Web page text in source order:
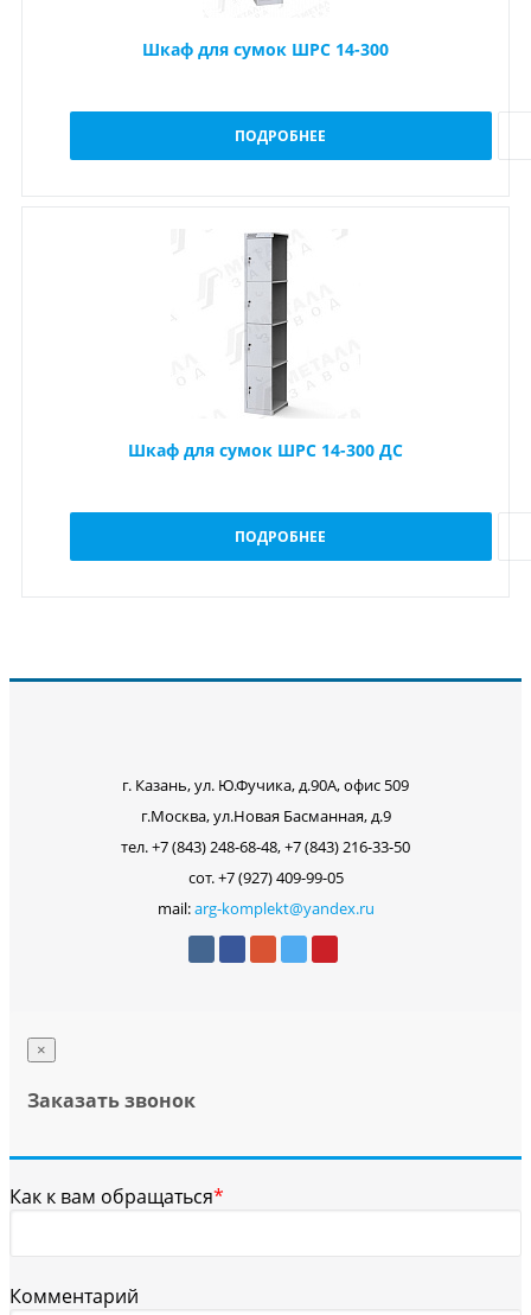
Шкаф для сумок ШРС 14-300
ПОДРОБНЕЕ
Шкаф для сумок ШРС 14-300 ДС
ПОДРОБНЕЕ
г. Казань, ул. Ю.Фучика, д.90А, офис 509
г.Москва, ул.Новая Басманная, д.9
тел. +7 (843) 248-68-48, +7 (843) 216-33-50
сот. +7 (927) 409-99-05
mail:arg-komplekt@yandex.ru
×
Заказать звонок
Как к вам обращаться*
Комментарий